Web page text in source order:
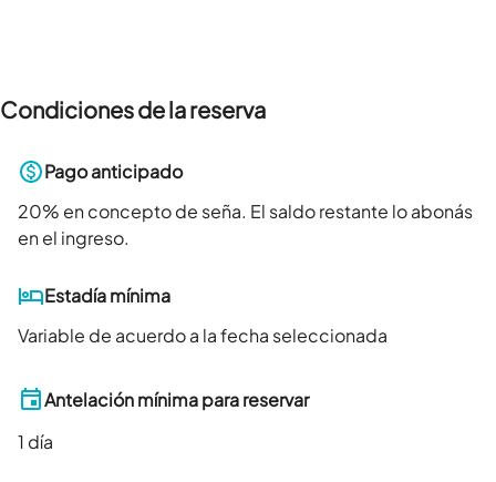
Condiciones de la reserva
Pago anticipado
20% en concepto de seña. El saldo restante lo abonás
en el ingreso.
Estadía mínima
Variable de acuerdo a la fecha seleccionada
Antelación mínima para reservar
1 día